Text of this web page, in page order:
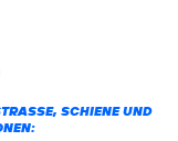
SCHIENE UND L